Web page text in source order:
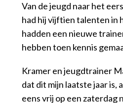
Van de jeugd naar het
had hij vijftien talenten in
hadden een nieuwe
hebben toen kennis
Kramer en jeugdtrainer
dat dit mijn laatste jaar is,
eens vrij op een zaterdag